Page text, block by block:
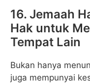
16. Jemaah
Hak untuk
Tempat Lain
Bukan hanya
juga mempunyai